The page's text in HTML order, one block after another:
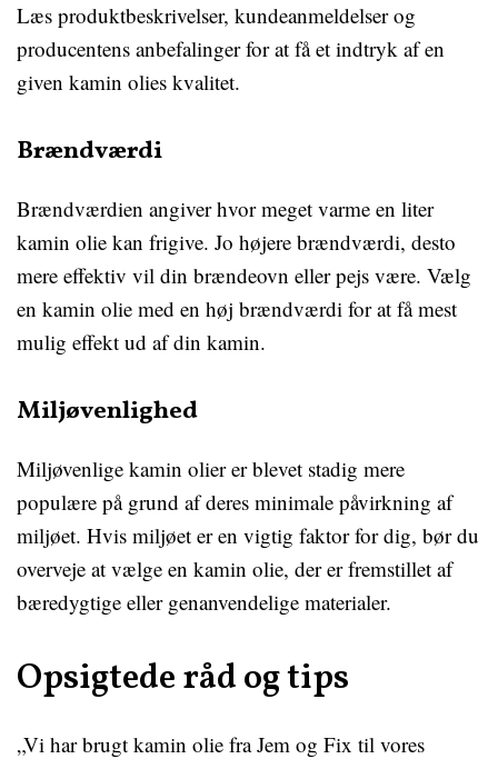
Læs produktbeskrivelser, kundeanmeldelser og
producentens anbefalinger for at få et indtryk af en
given kamin olies kvalitet.
Brændværdi
Brændværdien angiver hvor meget varme en liter
kamin olie kan frigive. Jo højere brændværdi, desto
mere effektiv vil din brændeovn eller pejs være. Vælg
en kamin olie med en høj brændværdi for at få mest
mulig effekt ud af din kamin.
Miljøvenlighed
Miljøvenlige kamin olier er blevet stadig mere
populære på grund af deres minimale påvirkning af
miljøet. Hvis miljøet er en vigtig faktor for dig, bør du
overveje at vælge en kamin olie, der er fremstillet af
bæredygtige eller genanvendelige materialer.
Opsigtede råd og tips
„Vi har brugt kamin olie fra Jem og Fix til vores